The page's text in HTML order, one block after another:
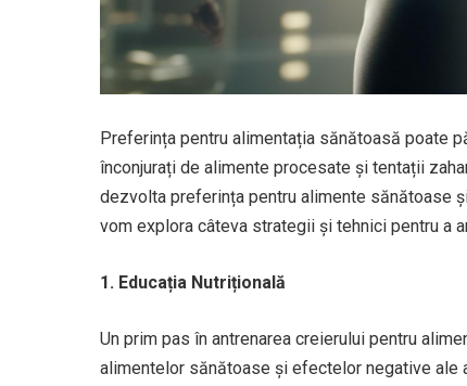
Preferința pentru alimentația sănătoasă poate
înconjurați de alimente procesate și tentații
dezvolta preferința pentru alimente sănătoase
vom explora câteva strategii și tehnici pentru a
1. Educația Nutrițională
Un prim pas în antrenarea creierului pentru
alimentelor sănătoase și efectelor negative